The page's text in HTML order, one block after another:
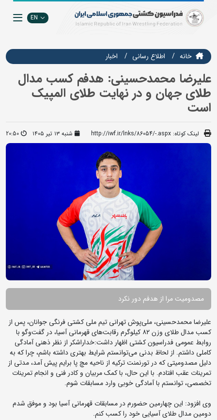
EN
خانه اطلاع رسانی اخبار
علیرضا محمدحسینی: هدفم کسب مدال
طلای جهان و در نهایت طلای المپیک
است
لینک کوتاه: http://iwf.ir/lnks/86054/-.aspx شنبه ۱۳ تیر ۱۴۰۵ 20:50
مصدومیت مرا از هدفم دور نکرد
علیرضا محمدحسینی، ملی‌پوش تهرانی تیم ملی کشتی فرنگی جوانان، پس از
کسب مدال طلای وزن ۸۲ کیلوگرم رقابت‌های قهرمانی آسیا، در گفت‌وگو با
روابط عمومی فدراسیون کشتی اظهار داشت:خداراشکر از نظر ذهنی آمادگی
کاملی داشتم. از لحاظ بدنی می‌توانستم شرایط بهتری داشته باشم، چرا که به
دلیل مصدومیتی که در تورنمنت ترکیه از ناحیه مچ پا برایم پیش آمد، مدتی از
تمرینات عقب افتادم. با این حال، با کمک مربیان و کادر فنی و انجام تمرینات
تخصصی، توانستم با آمادگی خوبی وارد مسابقات شوم.
وی افزود: این چهارمین حضورم در مسابقات قهرمانی آسیا بود و موفق شدم
دومین مدال طلای آسیایی خود را کسب کنم.